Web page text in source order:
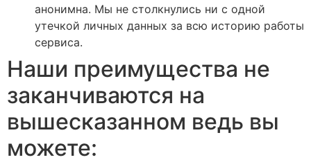
анонимна. Мы не столкнулись ни с одной
утечкой личных данных за всю историю работы
сервиса.
Наши преимущества не
заканчиваются на
вышесказанном ведь вы
можете: